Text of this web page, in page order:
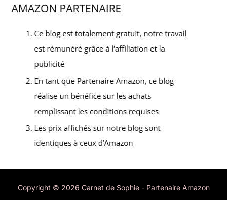
Copyright © 2026 Carnet de Sophie - Partenaire Amazon